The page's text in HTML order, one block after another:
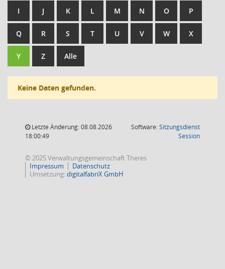
I J K L M N O P
Q R S T U V W X
Y Z Alle
Keine Daten gefunden.
Letzte Änderung: 08.08.2026
18:00:49
Software:Sitzungsdienst
Session(Wird in
© 2025 Verwaltungsgemeinschaft Theres
Impressum
Datenschutz
Umsetzung:digitalfabriX GmbH